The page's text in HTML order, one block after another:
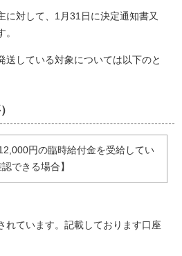
に対して、1月31日に決定通知書又
。
送している対象については以下のと
円の臨時給付金を受給してい
できる場合】
れています。記載しております口座